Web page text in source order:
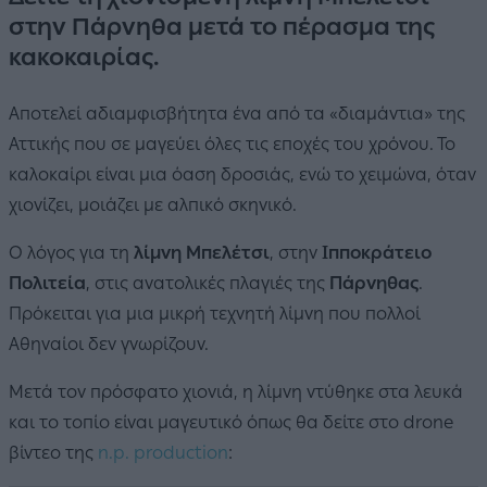
στην Πάρνηθα μετά το πέρασμα της
κακοκαιρίας.
Αποτελεί αδιαμφισβήτητα ένα από τα «διαμάντια» της
Αττικής που σε μαγεύει όλες τις εποχές του χρόνου. Το
καλοκαίρι είναι μια όαση δροσιάς, ενώ το χειμώνα, όταν
χιονίζει, μοιάζει με αλπικό σκηνικό.
Ο λόγος για τη λίμνη Μπελέτσι, στην Ιπποκράτειο
Πολιτεία, στις ανατολικές πλαγιές της Πάρνηθας.
Πρόκειται για μια μικρή τεχνητή λίμνη που πολλοί
Αθηναίοι δεν γνωρίζουν.
Μετά τον πρόσφατο χιονιά, η λίμνη ντύθηκε στα λευκά
και το τοπίο είναι μαγευτικό όπως θα δείτε στο drone
βίντεο της n.p. production: